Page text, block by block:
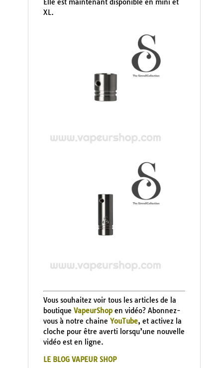
Elle est maintenant disponible en mini et
XL.
Vous souhaitez voir tous les articles de la
boutique VapeurShopen vidéo? Abonnez-
vous à notre chaine YouTube, et activez la
cloche pour être averti lorsqu’une nouvelle
vidéo est en ligne.
LE BLOG VAPEUR SHOP